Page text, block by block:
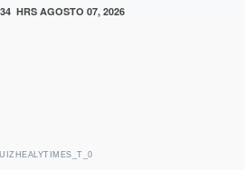
HRS AGOSTO 07, 2026